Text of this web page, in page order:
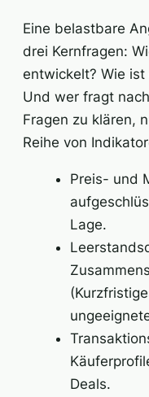
Eine belastbare
drei Kernfragen:
entwickelt? Wie
Und wer fragt
Fragen zu klären,
Reihe von
Preis- und
Lage.
Deals.